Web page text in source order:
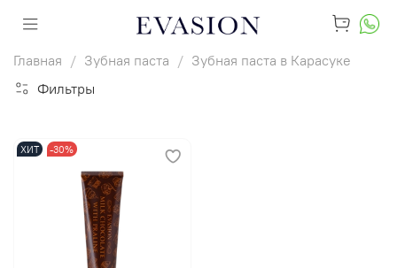
Главная Зубная паста
Зубная паста в Карасуке
Фильтры
ХИТ -30%